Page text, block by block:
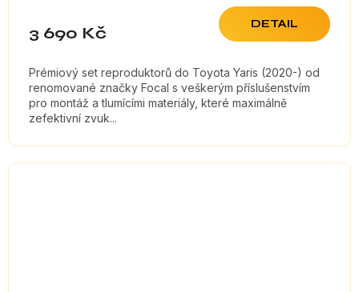
3 690 Kč DETAIL
Prémiový set reproduktorů do Toyota Yaris (2020-) od
renomované značky Focal s veškerým příslušenstvím
pro montáž a tlumícími materiály, které maximálně
zefektivní zvuk...